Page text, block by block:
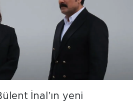
İnal’ın yeni